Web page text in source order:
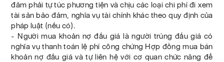
đảm phải tự túc phương tiện và chịu các loại chi phí đi xem
tài sản bảo đảm, nghĩa vụ tài chính khác theo quy định của
pháp luật (nếu có).
- Người mua khoản nợ đấu giá là người trúng đấu giá có
nghĩa vụ thanh toán lệ phí công chứng Hợp đồng mua bán
khoản nợ đấu giá và tự liên hệ với cơ quan chức năng để